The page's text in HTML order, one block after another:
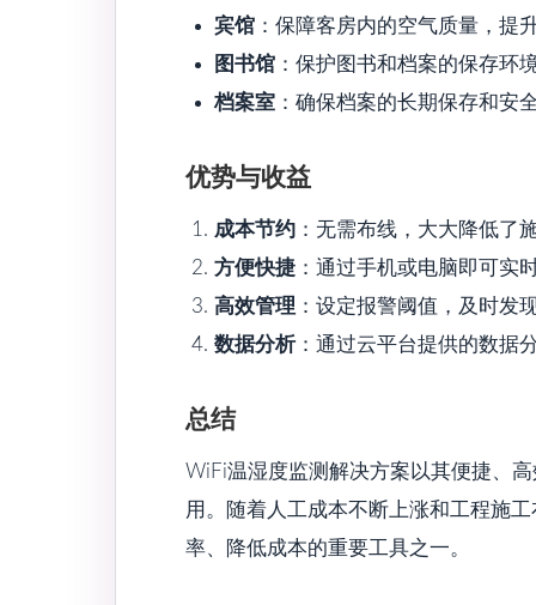
宾馆：保障客房内的空气质量，提
图书馆：保护图书和档案的保存环
档案室：确保档案的长期保存和安
优势与收益
成本节约：无需布线，大大降低了
方便快捷：通过手机或电脑即可实
高效管理 ：设定报警阈值，及时发
数据分析：通过云平台提供的数据
总结
WiFi温湿度监测解决方案以其便捷、
用。随着人工成本不断上涨和工程施
率、降低成本的重要工具之一。